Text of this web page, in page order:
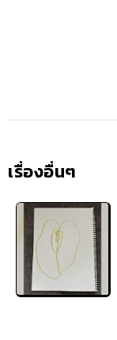
เรื่องอื่นๆ